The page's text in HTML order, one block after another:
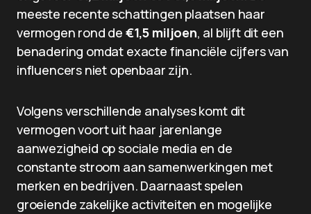
meeste recente schattingen plaatsen haar
vermogen rond de €1,5 miljoen, al blijft dit een
benadering omdat exacte financiële cijfers van
influencers niet openbaar zijn.
Volgens verschillende analyses komt dit
vermogen voort uit haar jarenlange
aanwezigheid op sociale media en de
constante stroom aan samenwerkingen met
merken en bedrijven. Daarnaast spelen
groeiende zakelijke activiteiten en mogelijke